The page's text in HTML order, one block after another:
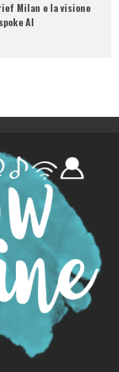
Milan e la visione
AI